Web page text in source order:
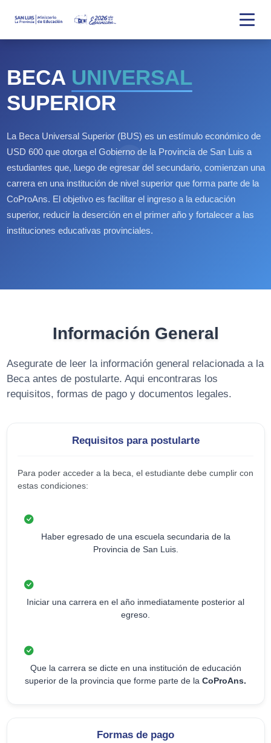
BECA UNIVERSAL
SUPERIOR
La Beca Universal Superior (BUS) es un estímulo económico de
USD 600 que otorga el Gobierno de la Provincia de San Luis a
estudiantes que, luego de egresar del secundario, comienzan una
carrera en una institución de nivel superior que forma parte de la
CoProAns. El objetivo es facilitar el ingreso a la educación
superior, reducir la deserción en el primer año y fortalecer a las
instituciones educativas provinciales.
Información General
Asegurate de leer la información general relacionada a la
Beca antes de postularte. Aqui encontraras los
requisitos, formas de pago y documentos legales.
Requisitos para postularte
Para poder acceder a la beca, el estudiante debe cumplir con
estas condiciones:
Haber egresado de una escuela secundaria de la
Provincia de San Luis.
Iniciar una carrera en el año inmediatamente posterior al
egreso.
Que la carrera se dicte en una institución de educación
superior de la provincia que forme parte de la CoProAns.
Formas de pago